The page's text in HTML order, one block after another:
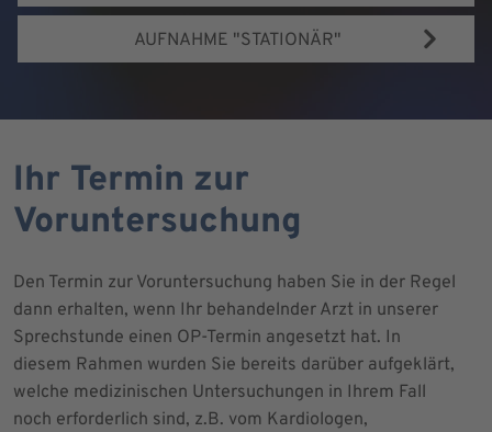
AUFNAHME "STATIONÄR"
Ihr Termin zur
Voruntersuchung
Den Termin zur Voruntersuchung haben Sie in der Regel
dann erhalten, wenn Ihr behandelnder Arzt in unserer
Sprechstunde einen OP-Termin angesetzt hat. In
diesem Rahmen wurden Sie bereits darüber aufgeklärt,
welche medizinischen Untersuchungen in Ihrem Fall
noch erforderlich sind, z.B. vom Kardiologen,